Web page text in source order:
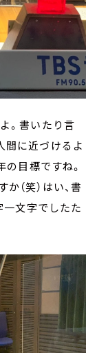
。書いたり言
間に近づけるよ
目標ですね。
（笑）はい、書
一文字でしたた